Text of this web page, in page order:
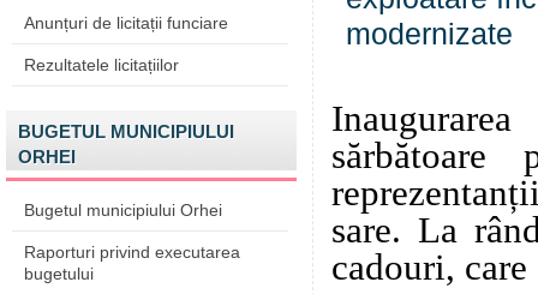
Anunțuri de licitații funciare
Rezultatele licitațiilor
BUGETUL MUNICIPIULUI
ORHEI
Bugetul municipiului Orhei
Raporturi privind executarea
bugetului
sare. La
cadouri,